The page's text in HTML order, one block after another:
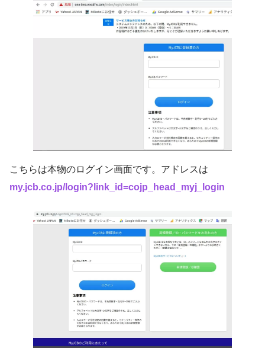
こちらは本物のログイン画面です。アドレスは
my.jcb.co.jp/login?link_id=cojp_head_myj_login